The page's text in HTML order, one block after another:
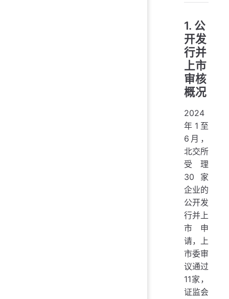
1. 公
开发
行并
上市
审核
概况
2024
年1至
6月，
北交所
受理
30家
企业的
公开发
行并上
市申
请，上
市委审
议通过
11家，
证监会